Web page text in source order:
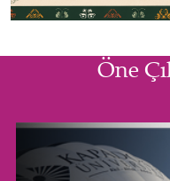
Öne